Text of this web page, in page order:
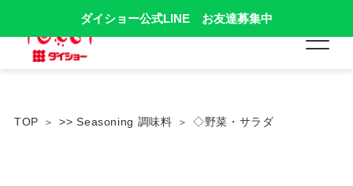
ダイショー公式LINE お友達募集中
TOP >> Seasoning 調味料 ◇野菜・サラダ